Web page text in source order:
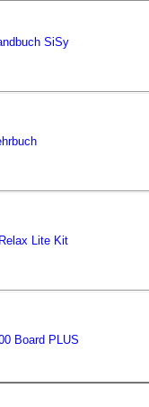
SiSy
Lite Kit
Board PLUS